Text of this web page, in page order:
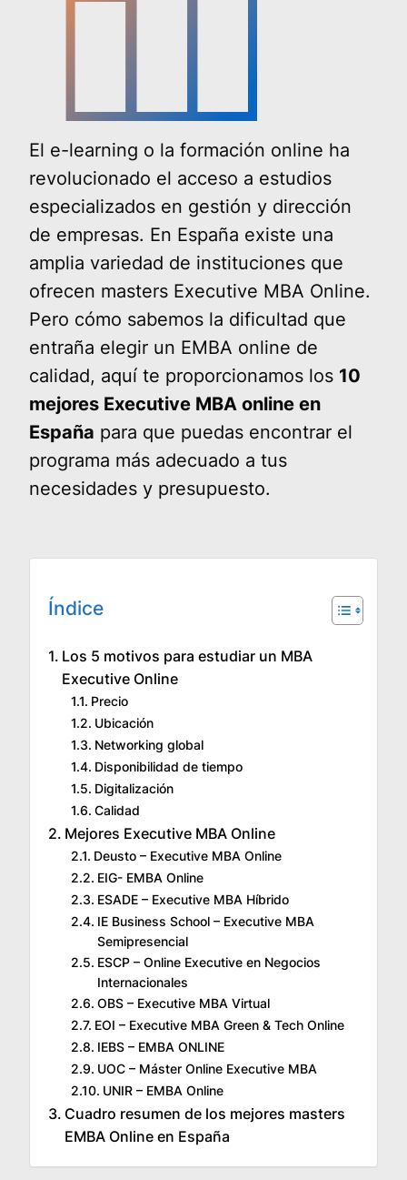
El e-learning o la formación online ha
revolucionado el acceso a estudios
especializados en gestión y dirección
de empresas. En España existe una
amplia variedad de instituciones que
ofrecen masters Executive MBA Online.
Pero cómo sabemos la dificultad que
entraña elegir un EMBA online de
calidad, aquí te proporcionamos los 10
mejores Executive MBA online en
España para que puedas encontrar el
programa más adecuado a tus
necesidades y presupuesto.
Índice
Los 5 motivos para estudiar un MBA
Executive Online
Precio
Ubicación
Networking global
Disponibilidad de tiempo
Digitalización
Calidad
Mejores Executive MBA Online
Deusto – Executive MBA Online
EIG- EMBA Online
ESADE – Executive MBA Híbrido
IE Business School – Executive MBA
Semipresencial
ESCP – Online Executive en Negocios
Internacionales
OBS – Executive MBA Virtual
EOI – Executive MBA Green & Tech Online
IEBS – EMBA ONLINE
UOC – Máster Online Executive MBA
UNIR – EMBA Online
Cuadro resumen de los mejores masters
EMBA Online en España